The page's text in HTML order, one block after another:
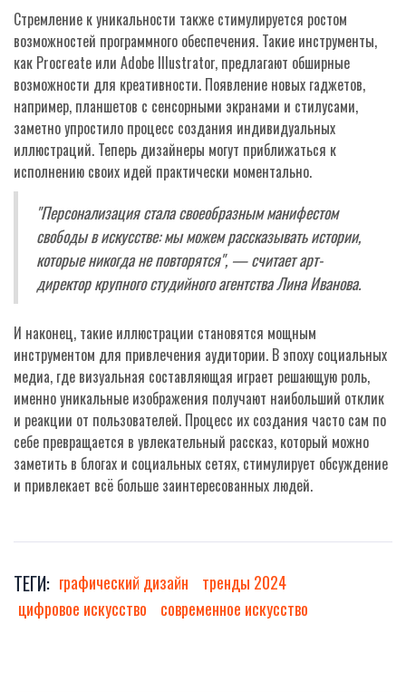
Стремление к уникальности также стимулируется ростом
возможностей программного обеспечения. Такие инструменты,
как Procreate или Adobe Illustrator, предлагают обширные
возможности для креативности. Появление новых гаджетов,
например, планшетов с сенсорными экранами и стилусами,
заметно упростило процесс создания индивидуальных
иллюстраций. Теперь дизайнеры могут приближаться к
исполнению своих идей практически моментально.
"Персонализация стала своеобразным манифестом
свободы в искусстве: мы можем рассказывать истории,
которые никогда не повторятся", — считает арт-
директор крупного студийного агентства Лина Иванова.
И наконец, такие иллюстрации становятся мощным
инструментом для привлечения аудитории. В эпоху социальных
медиа, где визуальная составляющая играет решающую роль,
именно уникальные изображения получают наибольший отклик
и реакции от пользователей. Процесс их создания часто сам по
себе превращается в увлекательный рассказ, который можно
заметить в блогах и социальных сетях, стимулирует обсуждение
и привлекает всё больше заинтересованных людей.
ТЕГИ: графический дизайн
тренды 2024
цифровое искусство
современное искусство